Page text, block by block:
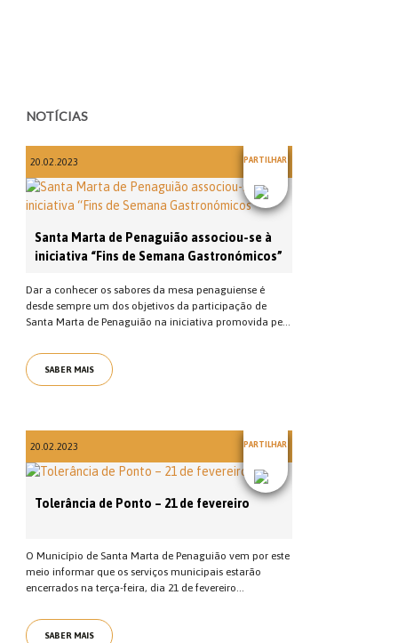
NOTÍCIAS
20.02.2023 PARTILHAR
Santa Marta de Penaguião associou-se à
iniciativa “Fins de Semana Gastronómicos”
Dar a conhecer os sabores da mesa penaguiense é
desde sempre um dos objetivos da participação de
Santa Marta de Penaguião na iniciativa promovida pe...
SABER MAIS
20.02.2023 PARTILHAR
Tolerância de Ponto – 21 de fevereiro
O Município de Santa Marta de Penaguião vem por este
meio informar que os serviços municipais estarão
encerrados na terça-feira, dia 21 de fevereiro...
SABER MAIS